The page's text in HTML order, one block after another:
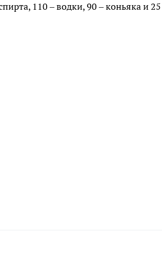
110 – водки, 90 – коньяка и